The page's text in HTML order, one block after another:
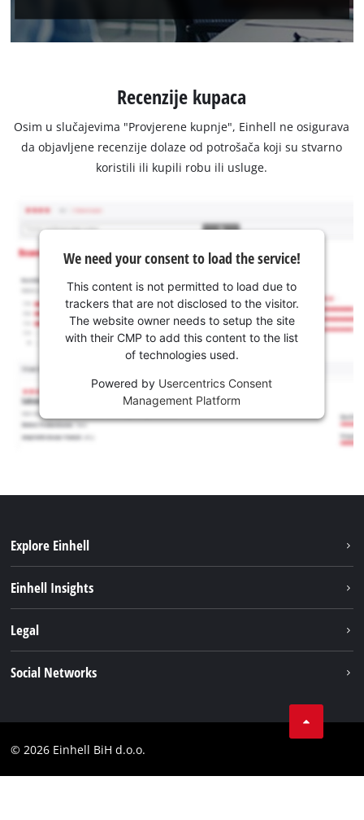
Recenzije kupaca
Osim u slučajevima "Provjerene kupnje", Einhell ne osigurava
da objavljene recenzije dolaze od potrošača koji su stvarno
koristili ili kupili robu ili usluge.
We need your consent to load the service!
This content is not permitted to load due to
trackers that are not disclosed to the visitor.
The website owner needs to setup the site
with their CMP to add this content to the list
of technologies used.
Powered by Usercentrics Consent
Management Platform
Explore Einhell
Usluge
Einhell Insights
Einhell globalno
Legal
Compliance
Social Networks
YouТube
© 2026 Einhell BiH d.o.o.